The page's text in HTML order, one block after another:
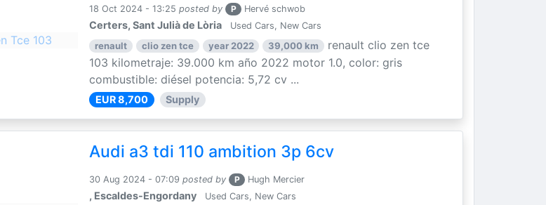
18 Oct 2024 - 13:25 posted by P Hervé schwob
Certers, Sant Julià de Lòria Used Cars, New Cars
renault clio zen tce year 2022 39,000 km
renault clio zen tce
103 kilometraje: 39.000 km año 2022 motor 1.0, color: gris
combustible: diésel potencia: 5,72 cv ...
EUR 8,700 Supply
Audi a3 tdi 110 ambition 3p 6cv
30 Aug 2024 - 07:09 posted by P Hugh Mercier
, Escaldes-Engordany Used Cars, New Cars